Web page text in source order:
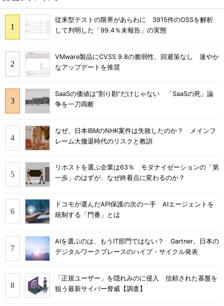
従来型テストの限界があらわに 3915件のOSSを解析
して判明した「99.4％未報告」の実態
VMware製品にCVSS 9.8の脆弱性、回避策なし 速やか
なアップデートを推奨
SaaSの価値は“割り勘”だけじゃない 「SaaSの死」論
争を一刀両断
なぜ、日本IBMのNHK案件は失敗したのか？ メインフ
レーム大撤退時代のリスクと教訓
リホストを選ぶ企業は63％ モダナイゼーションの「第
一歩」のはずが、なぜ終着点に変わるのか？
ドコモが選んだAPI保護の次の一手 AIエージェントを
統制する「門番」とは
AIを選ぶのは、もうIT部門ではない？ Gartner、日本の
デジタルワークプレースのハイプ・サイクル発表
「正規ユーザー」を隠れみのに侵入 信頼された基盤を
狙う最新サイバー脅威【調査】